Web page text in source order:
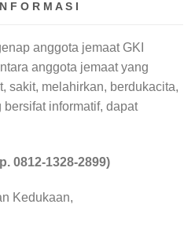
A S I
anggota jemaat GKI
anggota jemaat yang
sakit, melahirkan, berdukacita,
informatif, dapat
0812-1328-2899)
Kedukaan,